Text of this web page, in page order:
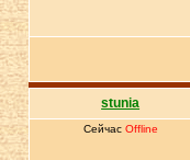
stunia
Сейчас Offline